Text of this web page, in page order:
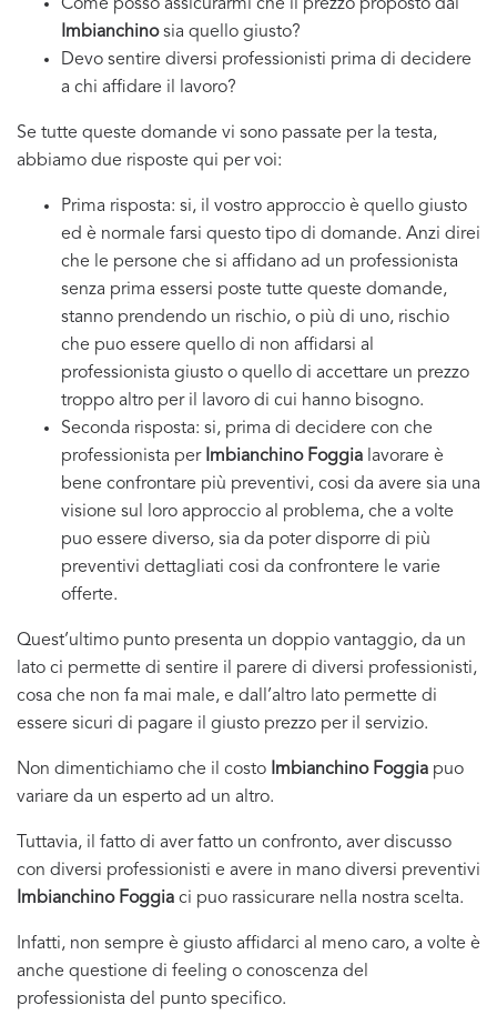
Come posso assicurarmi che il prezzo proposto dal
Imbianchinosia quello giusto?
Devo sentire diversi professionisti prima di decidere
a chi affidare il lavoro?
Se tutte queste domande vi sono passate per la testa,
abbiamo due risposte qui per voi:
Prima risposta: si, il vostro approccio è quello giusto
ed è normale farsi questo tipo di domande. Anzi direi
che le persone che si affidano ad un professionista
senza prima essersi poste tutte queste domande,
stanno prendendo un rischio, o più di uno, rischio
che puo essere quello di non affidarsi al
professionista giusto o quello di accettare un prezzo
troppo altro per il lavoro di cui hanno bisogno.
Seconda risposta: si, prima di decidere con che
professionista per Imbianchino Foggia lavorare è
bene confrontare più preventivi, cosi da avere sia una
visione sul loro approccio al problema, che a volte
puo essere diverso, sia da poter disporre di più
preventivi dettagliati cosi da confrontere le varie
offerte.
Quest’ultimo punto presenta un doppio vantaggio, da un
lato ci permette di sentire il parere di diversi professionisti,
cosa che non fa mai male, e dall’altro lato permette di
essere sicuri di pagare il giusto prezzo per il servizio.
Non dimentichiamo che il costo Imbianchino Foggia puo
variare da un esperto ad un altro.
Tuttavia, il fatto di aver fatto un confronto, aver discusso
con diversi professionisti e avere in mano diversi preventivi
Imbianchino Foggia ci puo rassicurare nella nostra scelta.
Infatti, non sempre è giusto affidarci al meno caro, a volte è
anche questione di feeling o conoscenza del
professionista del punto specifico.